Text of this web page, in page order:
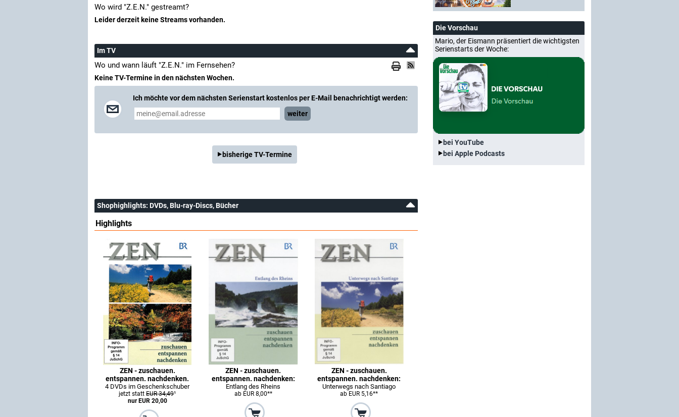
Wo wird "Z.E.N." gestreamt?
Leider derzeit keine Streams vorhanden.
Im TV
Wo und wann läuft "Z.E.N." im Fernsehen?
Keine TV-Termine in den nächsten Wochen.
Ich möchte vor dem nächsten Serienstart kostenlos per E-Mail benachrichtigt werden:
weiter
bisherige TV-Termine
Shophighlights: DVDs, Blu-ray-Discs, Bücher
Highlights
ZEN - zuschauen.
entspannen. nachdenken.
4 DVDs im Geschenkschuber
jetzt stattEUR 34,49¹
nur EUR 20,00
ZEN - zuschauen.
entspannen. nachdenken:
Entlang des Rheins
ab EUR 8,00**
ZEN - zuschauen.
entspannen. nachdenken:
Unterwegs nach Santiago
ab EUR 5,16**
Die Vorschau
Mario, der Eismann präsentiert die wichtigsten
Serienstarts der Woche:
bei YouTube
bei Apple Podcasts